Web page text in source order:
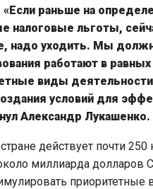
раньше на
налоговые льготы,
надо уходить. Мы
работают в
виды
условий для
Александр Лукашенко.
действует почти
миллиарда
приоритетные